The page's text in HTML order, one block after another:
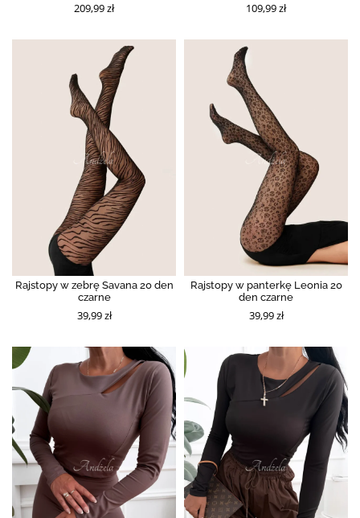
209,99 zł 109,99 zł
Rajstopy w zebrę Savana 20 den
czarne
39,99 zł
Rajstopy w panterkę Leonia 20
den czarne
39,99 zł